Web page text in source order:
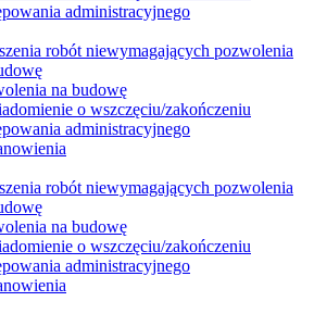
administracyjnego
robót niewymagających pozwolenia
na budowę
o wszczęciu/zakończeniu
administracyjnego
robót niewymagających pozwolenia
na budowę
o wszczęciu/zakończeniu
administracyjnego